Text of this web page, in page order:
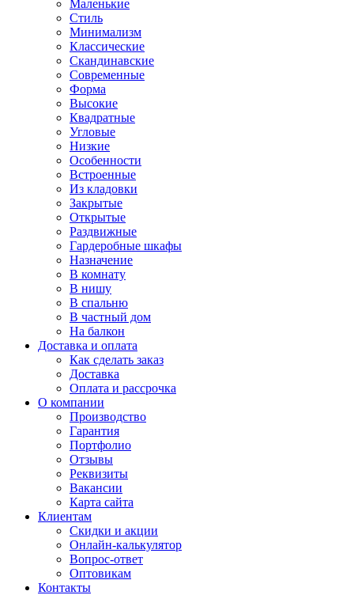
Маленькие
Стиль
Минимализм
Классические
Скандинавские
Современные
Форма
Высокие
Квадратные
Угловые
Низкие
Особенности
Встроенные
Из кладовки
Закрытые
Открытые
Раздвижные
Гардеробные шкафы
Назначение
В комнату
В нишу
В спальню
В частный дом
На балкон
Доставка и оплата
Как сделать заказ
Доставка
Оплата и рассрочка
О компании
Производство
Гарантия
Портфолио
Отзывы
Реквизиты
Вакансии
Карта сайта
Клиентам
Скидки и акции
Онлайн-калькулятор
Вопрос-ответ
Оптовикам
Контакты